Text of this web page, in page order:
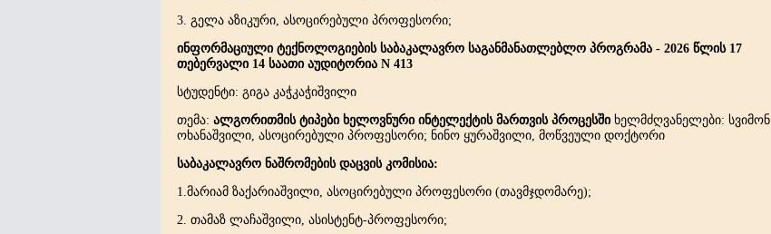
3. გელა აზიკური, ასოცირებული პროფესორი;
ინფორმაციული ტექნოლოგიების საბაკალავრო საგანმანათლებლო პროგრამა - 2026 წლის 17
თებერვალი 14 საათი აუდიტორია N 413
სტუდენტი: გიგა კაჭკაჭიშვილი
თემა: ალგორითმის ტიპები ხელოვნური ინტელექტის მართვის პროცესში ხელმძღვანელები: სვიმონ
ოხანაშვილი, ასოცირებული პროფესორი; ნინო ყურაშვილი, მოწვეული დოქტორი
საბაკალავრო ნაშრომების დაცვის კომისია:
1.მარიამ ზაქარიაშვილი, ასოცირებული პროფესორი (თავმჯდომარე);
2. თამაზ ლაჩაშვილი, ასისტენტ-პროფესორი;